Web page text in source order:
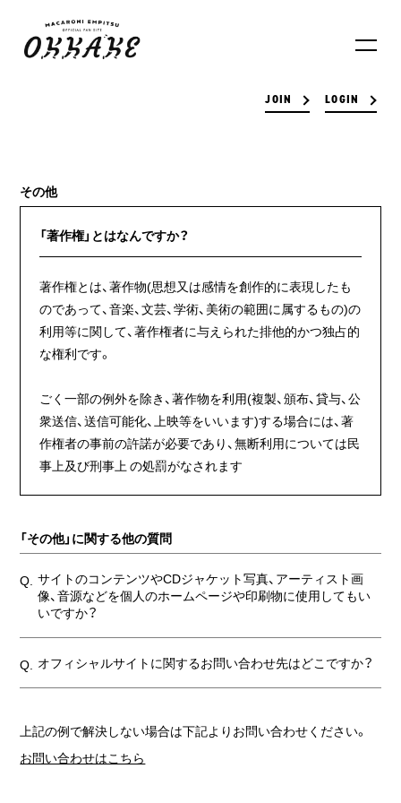
JOIN LOGIN
その他
「著作権」とはなんですか？
著作権とは、著作物(思想又は感情を創作的に表現したも
のであって、音楽、文芸、学術、美術の範囲に属するもの)の
利用等に関して、著作権者に与えられた排他的かつ独占的
な権利です。
ごく一部の例外を除き、著作物を利用(複製、頒布、貸与、公
衆送信、送信可能化、上映等をいいます)する場合には、著
作権者の事前の許諾が必要であり、無断利用については民
事上及び刑事上 の処罰がなされます
「その他」に関する他の質問
Q. サイトのコンテンツやCDジャケット写真、アーティスト画
像、音源などを個人のホームページや印刷物に使用してもい
いですか？
Q. オフィシャルサイトに関するお問い合わせ先はどこですか？
上記の例で解決しない場合は下記よりお問い合わせください。
お問い合わせはこちら